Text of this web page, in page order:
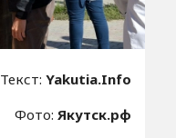
Текст:Yakutia.Info
Фото: Якутск.рф